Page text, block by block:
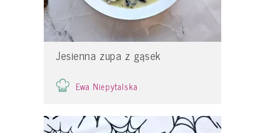
Jesienna zupa z gąsek
Ewa Niepytalska